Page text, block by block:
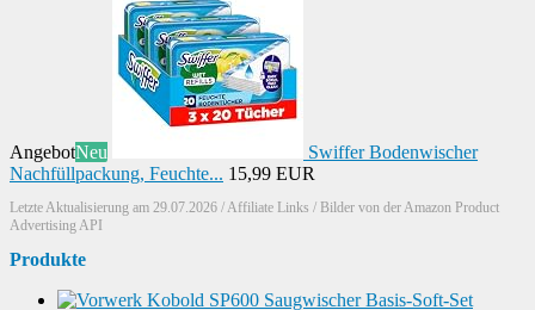
AngebotNeu
Swiffer Bodenwischer
Nachfüllpackung, Feuchte... 15,99 EUR
Letzte Aktualisierung am 29.07.2026 / Affiliate Links / Bilder von der Amazon Product
Advertising API
Produkte